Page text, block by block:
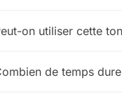
on utiliser cette
de temps